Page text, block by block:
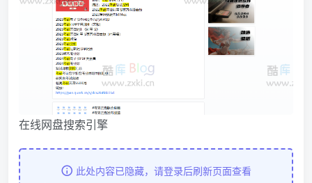
在线网盘搜索引擎
此处内容已隐藏，请登录后刷新页面查看